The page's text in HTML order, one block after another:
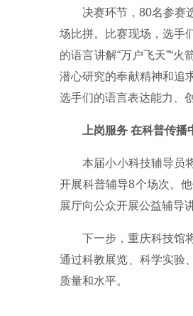
决赛环节，80名参赛
场比拼。比赛现场，选手
的语言讲解“万户飞天”“
潜心研究的奉献精神和追
选手们的语言表达能力、
上岗服务 在科普传播
本届小小科技辅导员
开展科普辅导8个场次。
展厅向公众开展公益辅导
下一步，重庆科技馆
通过科教展览、科学实验
质量和水平。